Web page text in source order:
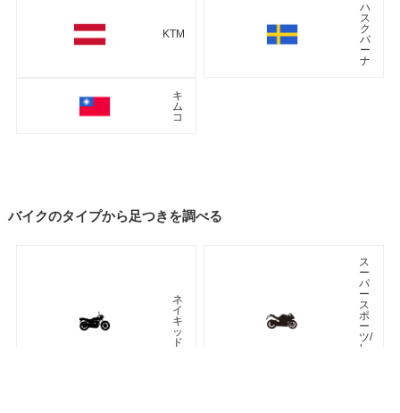
KTM
ハ
ス
ク
バ
ー
ナ
キ
ム
コ
バイクのタイプから足つきを調べる
ネ
イ
キ
ッ
ド
ス
ー
パ
ー
ス
ポ
ー
ツ/
レ